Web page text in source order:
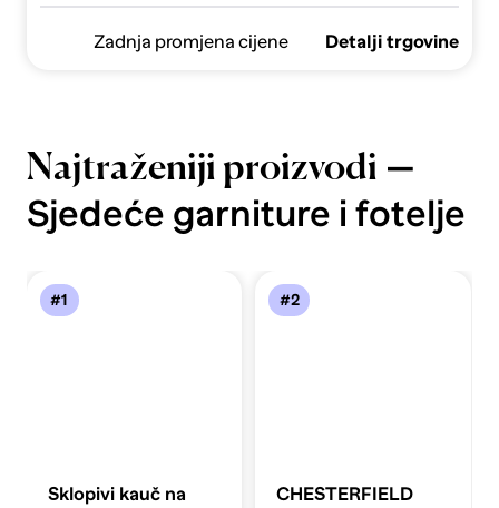
Zadnja promjena cijene Detalji trgovine
Najtraženiji proizvodi —
Sjedeće garniture i fotelje
#1
Sklopivi kauč na
#2
CHESTERFIELD